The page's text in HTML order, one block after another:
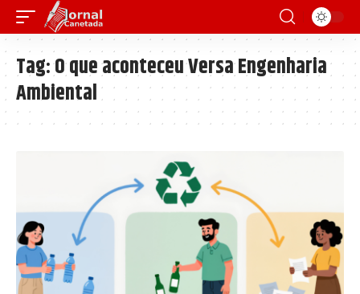
Tag:O que aconteceu Versa Engenharia
Ambiental